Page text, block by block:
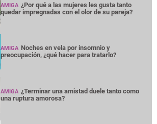
AMIGA ¿Por qué a las mujeres les gusta tanto
quedar impregnadas con el olor de su pareja?
AMIGA Noches en vela por insomnio y
preocupación, ¿qué hacer para tratarlo?
AMIGA ¿Terminar una amistad duele tanto como
una ruptura amorosa?